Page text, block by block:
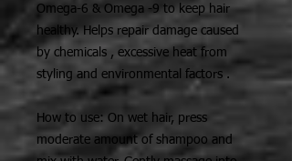
Omega-6 & Omega -9 to keep hair
healthy. Helps repair damage caused
by chemicals , excessive heat from
styling and environmental factors .
How to use: On wet hair, press
moderate amount of shampoo and